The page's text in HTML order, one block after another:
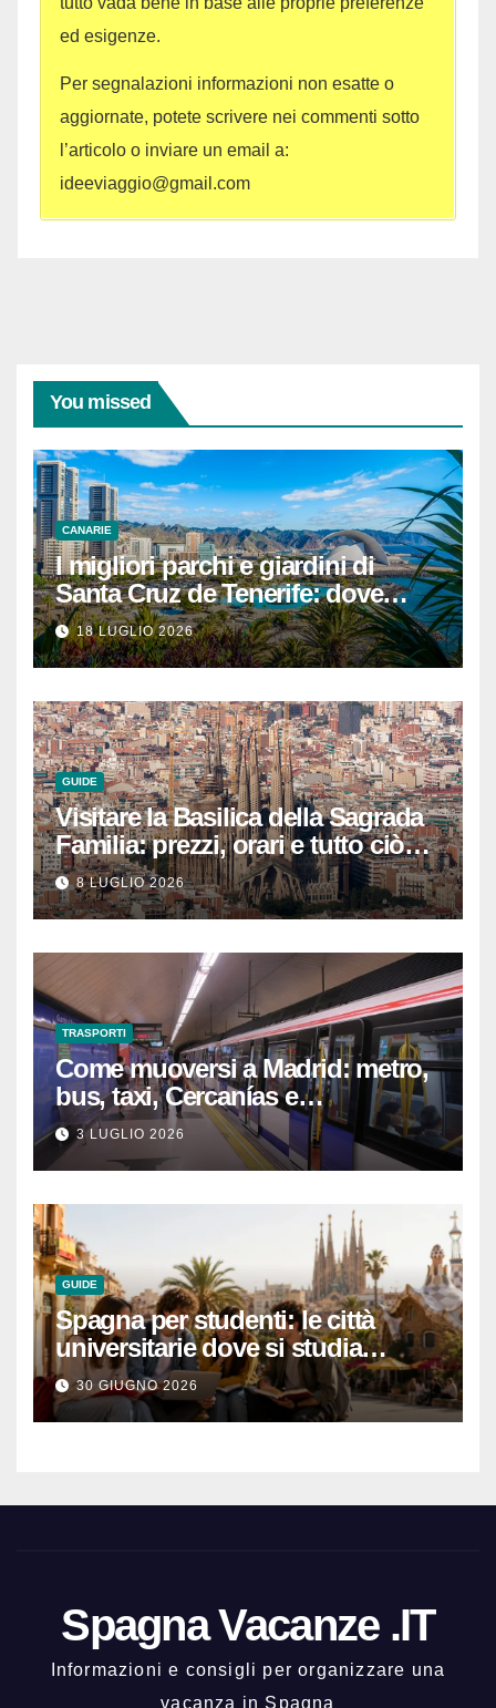
ed esigenze.
Per segnalazioni informazioni non esatte o
aggiornate, potete scrivere nei commenti sotto
l’articolo o inviare un email a:
ideeviaggio@gmail.com
You missed
CANARIE
I migliori parchi e giardini di
Santa Cruz de Tenerife: dove
rilassarsi
18 LUGLIO 2026
GUIDE
Visitare la Basilica della Sagrada
Familia: prezzi, orari e tutto ciò
che devi sapere per
un’esperienza indimenticabile
8 LUGLIO 2026
TRASPORTI
Come muoversi a Madrid: metro,
bus, taxi, Cercanías e
abbonamenti turistici
3 LUGLIO 2026
GUIDE
Spagna per studenti: le città
universitarie dove si studia
meglio e con una buona vita
notturna
30 GIUGNO 2026
Spagna Vacanze .IT
Informazioni e consigli per organizzare una
vacanza in Spagna